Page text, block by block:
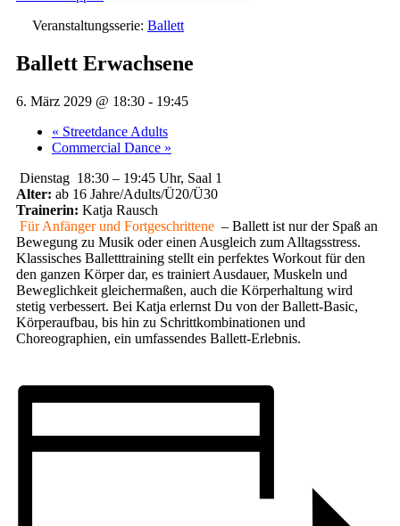
Veranstaltungsserie: Ballett
Ballett Erwachsene
6. März 2029 @ 18:30 - 19:45
« Streetdance Adults
Commercial Dance »
Dienstag 18:30 – 19:45 Uhr, Saal 1
Alter: ab 16 Jahre/Adults/Ü20/Ü30
Trainerin: Katja Rausch
Für Anfänger und Fortgeschrittene – Ballett ist nur der Spaß an
Bewegung zu Musik oder einen Ausgleich zum Alltagsstress.
Klassisches Balletttraining stellt ein perfektes Workout für den
den ganzen Körper dar, es trainiert Ausdauer, Muskeln und
Beweglichkeit gleichermaßen, auch die Körperhaltung wird
stetig verbessert. Bei Katja erlernst Du von der Ballett-Basic,
Körperaufbau, bis hin zu Schrittkombinationen und
Choreographien, ein umfassendes Ballett-Erlebnis.